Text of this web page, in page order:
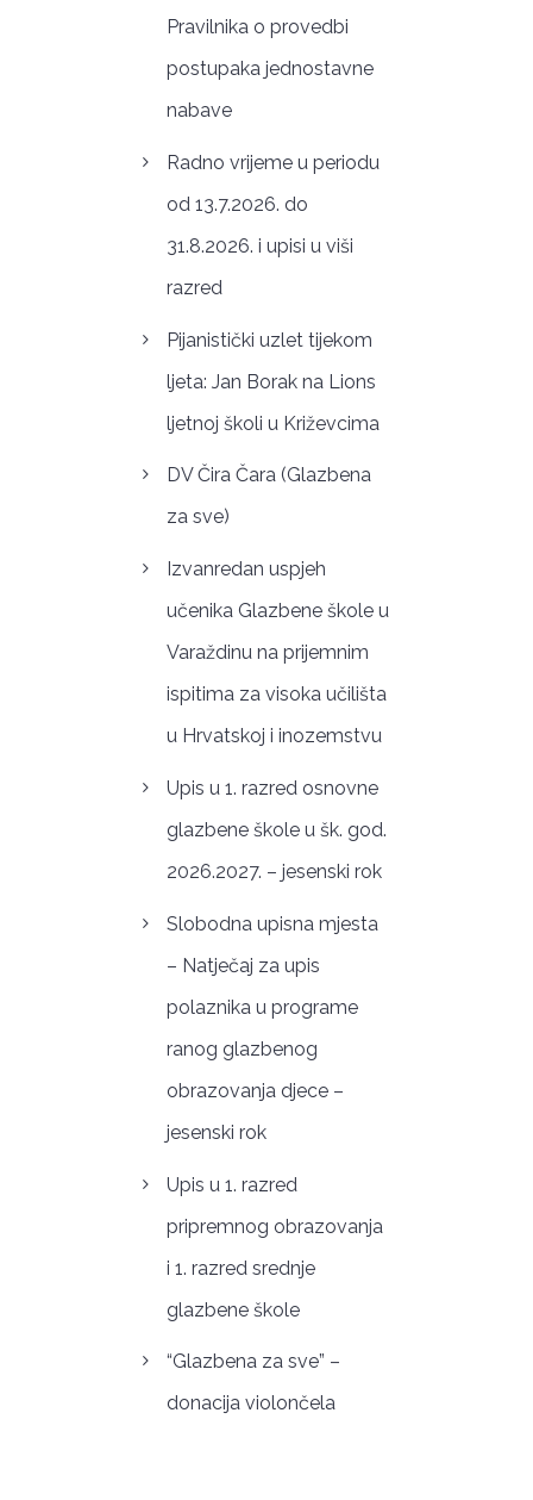
Pravilnika o provedbi
postupaka jednostavne
nabave
Radno vrijeme u periodu
od 13.7.2026. do
31.8.2026. i upisi u viši
razred
Pijanistički uzlet tijekom
ljeta: Jan Borak na Lions
ljetnoj školi u Križevcima
DV Čira Čara (Glazbena
za sve)
Izvanredan uspjeh
učenika Glazbene škole u
Varaždinu na prijemnim
ispitima za visoka učilišta
u Hrvatskoj i inozemstvu
Upis u 1. razred osnovne
glazbene škole u šk. god.
2026.2027. – jesenski rok
Slobodna upisna mjesta
– Natječaj za upis
polaznika u programe
ranog glazbenog
obrazovanja djece –
jesenski rok
Upis u 1. razred
pripremnog obrazovanja
i 1. razred srednje
glazbene škole
“Glazbena za sve” –
donacija violončela